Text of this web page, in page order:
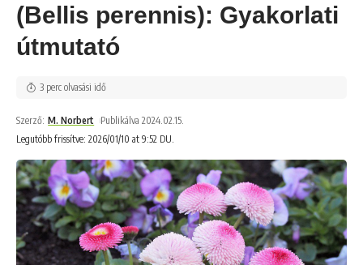
(Bellis perennis): Gyakorlati
útmutató
Legutóbb frissítve: 2026/01/10 at 9:52 DU.
Szerző: M. Norbert Publikálva 2024.02.15.
3 perc olvasási idő